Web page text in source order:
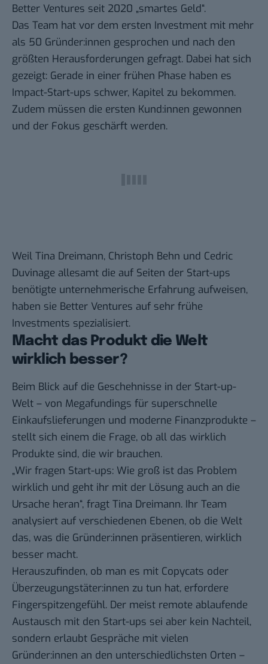
Better Ventures seit 2020 „smartes Geld“.
Das Team hat vor dem ersten Investment mit mehr
als 50 Gründer:innen gesprochen und nach den
größten Herausforderungen gefragt. Dabei hat sich
gezeigt: Gerade in einer frühen Phase haben es
Impact-Start-ups schwer, Kapitel zu bekommen.
Zudem müssen die ersten Kund:innen gewonnen
und der Fokus geschärft werden.
Weil Tina Dreimann, Christoph Behn und Cedric
Duvinage allesamt die auf Seiten der Start-ups
benötigte unternehmerische Erfahrung aufweisen,
haben sie Better Ventures auf sehr frühe
Investments spezialisiert.
Macht das Produkt die Welt
wirklich besser?
Beim Blick auf die Geschehnisse in der Start-up-
Welt – von Megafundings für superschnelle
Einkaufslieferungen und moderne Finanzprodukte –
stellt sich einem die Frage, ob all das wirklich
Produkte sind, die wir brauchen.
„Wir fragen Start-ups: Wie groß ist das Problem
wirklich und geht ihr mit der Lösung auch an die
Ursache heran“, fragt Tina Dreimann. Ihr Team
analysiert auf verschiedenen Ebenen, ob die Welt
das, was die Gründer:innen präsentieren, wirklich
besser macht.
Herauszufinden, ob man es mit Copycats oder
Überzeugungstäter:innen zu tun hat, erfordere
Fingerspitzengefühl. Der meist remote ablaufende
Austausch mit den Start-ups sei aber kein Nachteil,
sondern erlaubt Gespräche mit vielen
Gründer:innen an den unterschiedlichsten Orten –